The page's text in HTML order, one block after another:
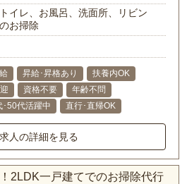
イレ、お風呂、洗面所、リビン
お掃除
昇給･昇格あり
扶養内OK
資格不要
年齢不問
･50代活躍中 直行･直帰OK
人の詳細を見る
2LDK一戸建てでのお掃除代行